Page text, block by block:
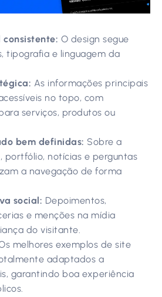
O design segue
tipografia e linguagem da
As informações principais
no topo, com
serviços, produtos ou
bem definidas: Sobre a
portfólio, notícias e perguntas
a navegação de forma
social: Depoimentos,
e menções na mídia
do visitante.
melhores exemplos de site
adaptados a
garantindo boa experiência